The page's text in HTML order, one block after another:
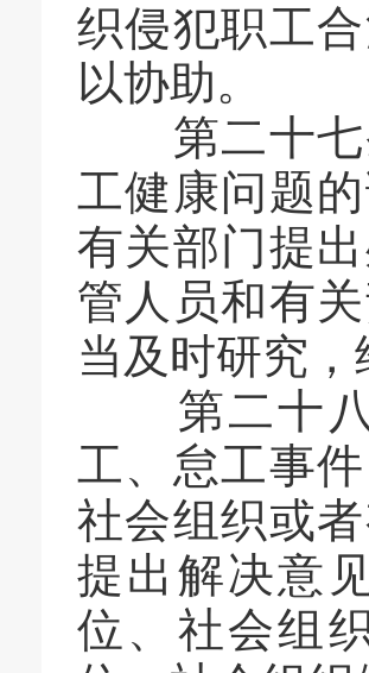
织侵犯职工
以协助。
第二十七
工健康问题
有关部门提
管人员和有
当及时研究
第二十八
工、怠工事
社会组织或
提出解决意
位、社会组